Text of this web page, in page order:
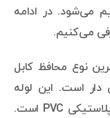
می‌شود. در ادامه
می‌کنیم.
نوع محافظ کابل
است. این لوله
فلکسی از جنس فلز بوده و دارای روکش پلاستیکی PVC است.